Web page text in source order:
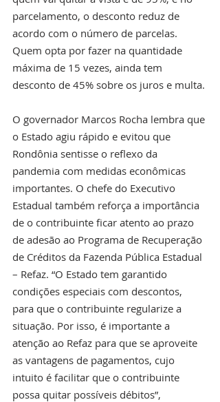
parcelamento, o desconto reduz de
acordo com o número de parcelas.
Quem opta por fazer na quantidade
máxima de 15 vezes, ainda tem
desconto de 45% sobre os juros e multa.
O governador Marcos Rocha lembra que
o Estado agiu rápido e evitou que
Rondônia sentisse o reflexo da
pandemia com medidas econômicas
importantes. O chefe do Executivo
Estadual também reforça a importância
de o contribuinte ficar atento ao prazo
de adesão ao Programa de Recuperação
de Créditos da Fazenda Pública Estadual
– Refaz. “O Estado tem garantido
condições especiais com descontos,
para que o contribuinte regularize a
situação. Por isso, é importante a
atenção ao Refaz para que se aproveite
as vantagens de pagamentos, cujo
intuito é facilitar que o contribuinte
possa quitar possíveis débitos”,